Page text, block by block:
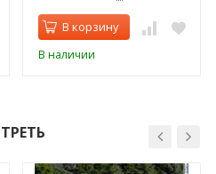
В корзину
В наличии